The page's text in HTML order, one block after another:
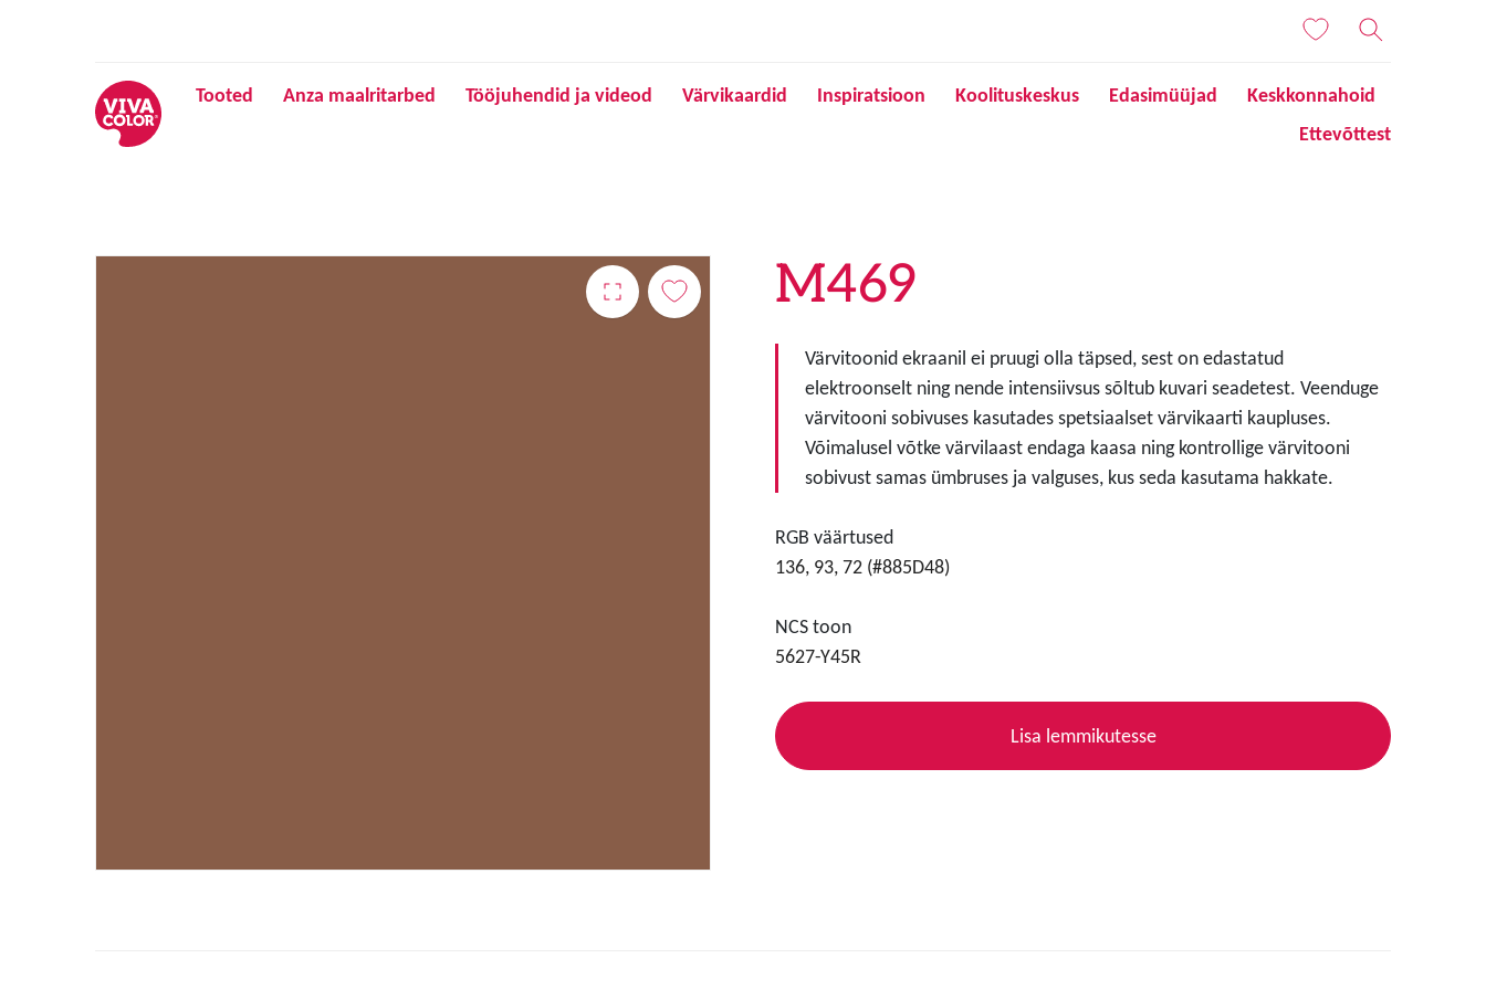
Tooted Anza maalritarbed Tööjuhendid ja videod Värvikaardid Inspiratsioon Koolituskeskus Edasimüüjad
Keskkonnahoid
Ettevõttest
M469
Värvitoonid ekraanil ei pruugi olla täpsed, sest on edastatud
elektroonselt ning nende intensiivsus sõltub kuvari seadetest. Veenduge
värvitooni sobivuses kasutades spetsiaalset värvikaarti kaupluses.
Võimalusel võtke värvilaast endaga kaasa ning kontrollige värvitooni
sobivust samas ümbruses ja valguses, kus seda kasutama hakkate.
RGB väärtused
136, 93, 72 (#885D48)
NCS toon
5627-Y45R
Lisa lemmikutesse